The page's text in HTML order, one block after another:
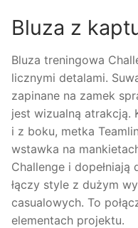
Bluza z
Bluza treningowa
licznymi detalami.
zapinane na zamek
jest wizualną atrakcją.
i z boku, metka
wstawka na
Challenge i
łączy style z dużym
casualowych. To
elementach projektu.